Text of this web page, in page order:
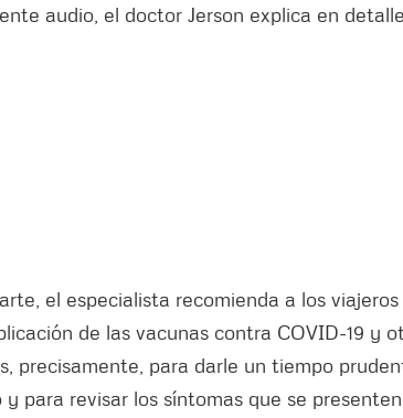
audio, el doctor Jerson explica en
el especialista recomienda a los
de las vacunas contra COVID-19 y
precisamente, para darle un tiempo
y para revisar los síntomas que se